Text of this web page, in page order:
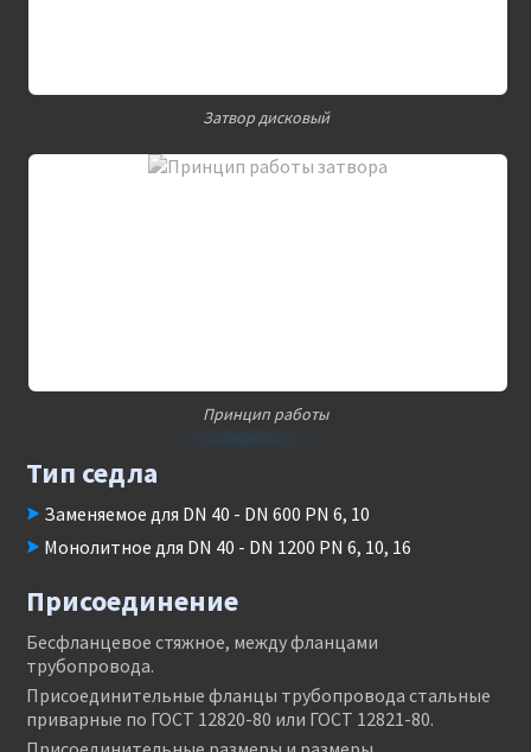
Затвор дисковый
Принцип работы
Тип седла
Заменяемое для DN 40 - DN 600 PN 6, 10
Монолитное для DN 40 - DN 1200 PN 6, 10, 16
Присоединение
Бесфланцевое стяжное, между фланцами
трубопровода.
Присоединительные фланцы трубопровода стальные
приварные по ГОСТ 12820-80 или ГОСТ 12821-80.